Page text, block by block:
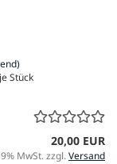
Stück
20,00 EUR
MwSt. zzgl.Versand